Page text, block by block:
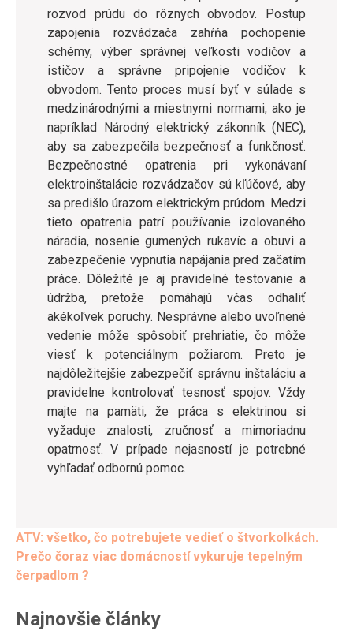
rozvod prúdu do rôznych obvodov. Postup
zapojenia rozvádzača zahŕňa pochopenie
schémy, výber správnej veľkosti vodičov a
ističov a správne pripojenie vodičov k
obvodom. Tento proces musí byť v súlade s
medzinárodnými a miestnymi normami, ako je
napríklad Národný elektrický zákonník (NEC),
aby sa zabezpečila bezpečnosť a funkčnosť.
Bezpečnostné opatrenia pri vykonávaní
elektroinštalácie rozvádzačov sú kľúčové, aby
sa predišlo úrazom elektrickým prúdom. Medzi
tieto opatrenia patrí používanie izolovaného
náradia, nosenie gumených rukavíc a obuvi a
zabezpečenie vypnutia napájania pred začatím
práce. Dôležité je aj pravidelné testovanie a
údržba, pretože pomáhajú včas odhaliť
akékoľvek poruchy. Nesprávne alebo uvoľnené
vedenie môže spôsobiť prehriatie, čo môže
viesť k potenciálnym požiarom. Preto je
najdôležitejšie zabezpečiť správnu inštaláciu a
pravidelne kontrolovať tesnosť spojov. Vždy
majte na pamäti, že práca s elektrinou si
vyžaduje znalosti, zručnosť a mimoriadnu
opatrnosť. V prípade nejasností je potrebné
vyhľadať odbornú pomoc.
Post
navigation
ATV: všetko, čo potrebujete vedieť o štvorkolkách.
Prečo čoraz viac domácností vykuruje tepelným
čerpadlom ?
Najnovšie články